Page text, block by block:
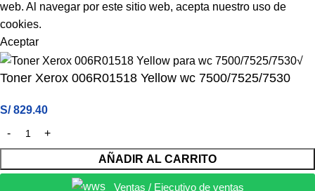
web. Al navegar por este sitio web, acepta nuestro uso de
cookies.
Aceptar
Toner Xerox 006R01518 Yellow wc 7500/7525/7530
S/829.40
AÑADIR AL CARRITO
Ventas / Ejecutivo de ventas